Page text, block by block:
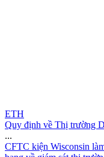
ETH
Quy định về Thị trường
...
CFTC kiện Wisconsin là